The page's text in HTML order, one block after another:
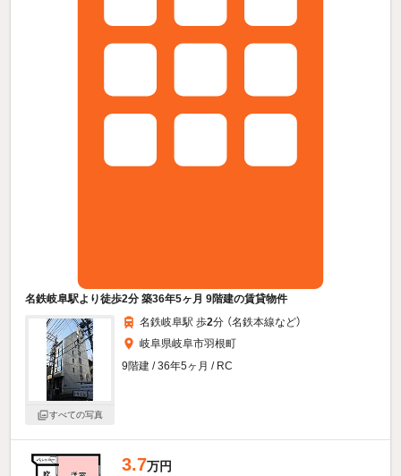
名鉄岐阜駅より徒歩2分 築36年5ヶ月 9階建の賃貸物件
すべての写真
名鉄岐阜駅 歩2分 （名鉄本線など）
岐阜県岐阜市羽根町
9階建 / 36年5ヶ月 / RC
3.7万円